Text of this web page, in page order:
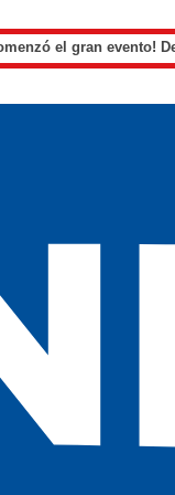
el gran evento!